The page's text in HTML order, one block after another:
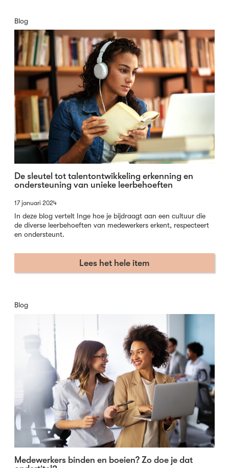
Blog
De sleutel tot talentontwikkeling erkenning en
ondersteuning van unieke leerbehoeften
17 januari 2024
In deze blog vertelt Inge hoe je bijdraagt aan een cultuur die
de diverse leerbehoeften van medewerkers erkent, respecteert
en ondersteunt.
Lees het hele item
Blog
Medewerkers binden en boeien? Zo doe je dat